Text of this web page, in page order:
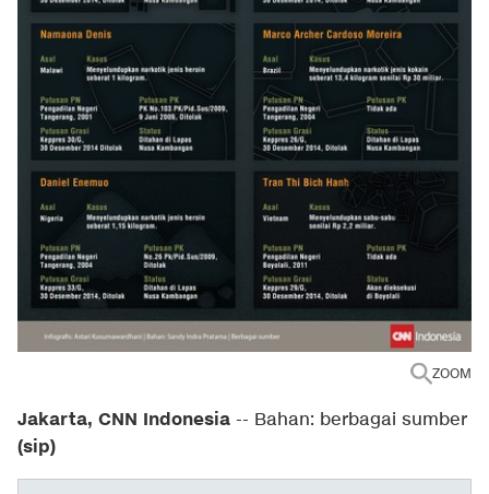
ZOOM
Jakarta, CNN Indonesia -- Bahan: berbagai sumber
(sip)